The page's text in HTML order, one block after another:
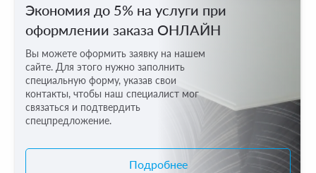
Экономия до 5% на услуги при
оформлении заказа ОНЛАЙН
Вы можете оформить заявку на нашем
сайте. Для этого нужно заполнить
специальную форму, указав свои
контакты, чтобы наш специалист мог
связаться и подтвердить
спецпредложение.
Подробнее